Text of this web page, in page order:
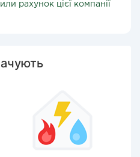
рахунок цієї компанії